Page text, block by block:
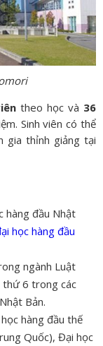
theo học và 36
Sinh viên có thể
gia thỉnh giảng tại
hàng đầu Nhật
học hàng đầu
ngành Luật
thứ 6 trong các
Bản.
hàng đầu thế
Quốc), Đại học